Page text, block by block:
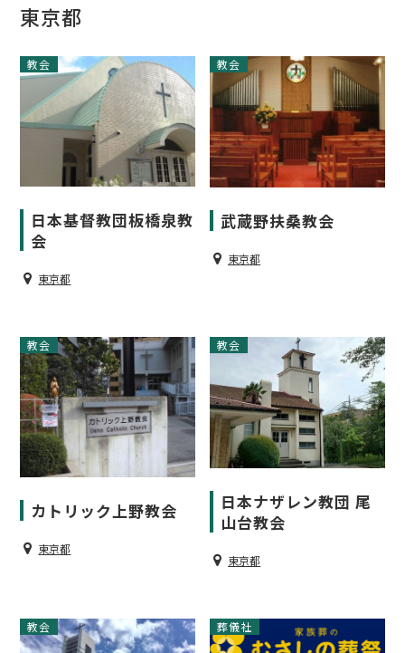
東京都
教会
日本基督教団板橋泉教
会
東京都
教会
武蔵野扶桑教会
東京都
教会
カトリック上野教会
東京都
教会
日本ナザレン教団 尾
山台教会
東京都
教会 葬儀社